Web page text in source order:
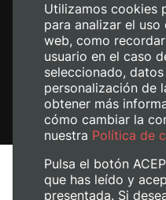
Utilizamos cookies
para analizar el uso
web, como
usuario en el caso
seleccionado,
personalización de
obtener más
cómo cambiar la
nuestra Política de
Pulsa el botón
que has leído y
presentada. Si